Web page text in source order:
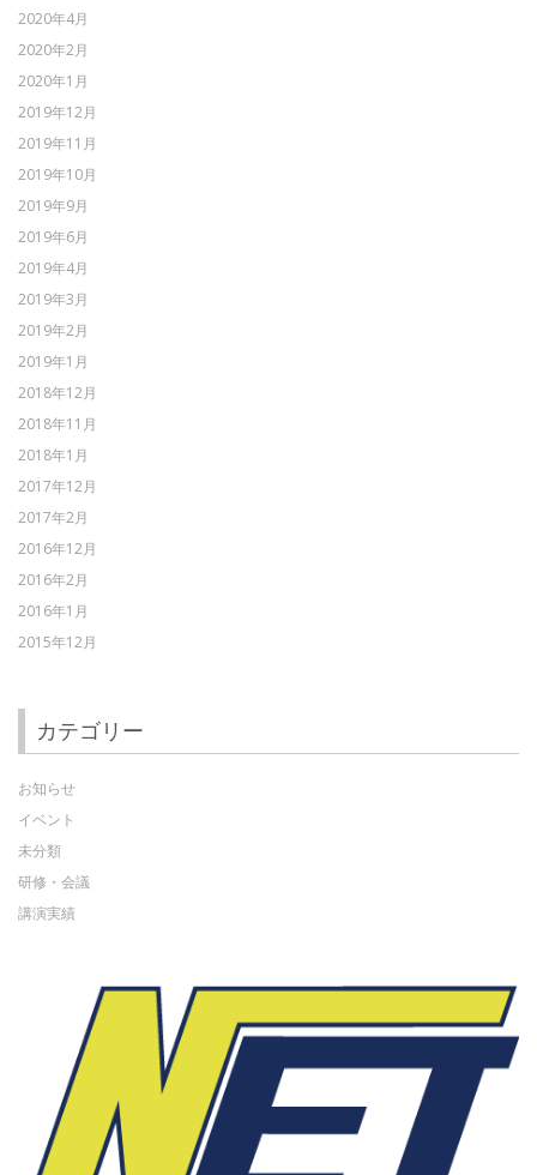
2020年4月
2020年2月
2020年1月
2019年12月
2019年11月
2019年10月
2019年9月
2019年6月
2019年4月
2019年3月
2019年2月
2019年1月
2018年12月
2018年11月
2018年1月
2017年12月
2017年2月
2016年12月
2016年2月
2016年1月
2015年12月
カテゴリー
お知らせ
イベント
未分類
研修・会議
講演実績